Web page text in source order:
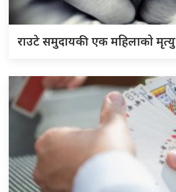
राउटे समुदायकी एक महिलाको मृत्यु